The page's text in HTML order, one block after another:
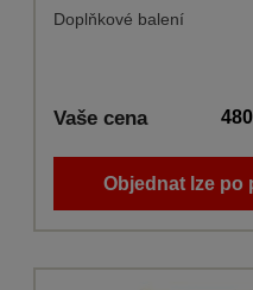
Doplňkové balení
Vaše cena
Objednat lze po